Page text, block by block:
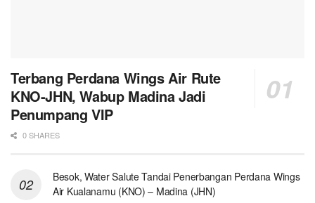
Terbang Perdana Wings Air Rute
KNO-JHN, Wabup Madina Jadi
Penumpang VIP
0 SHARES
Besok, Water Salute Tandai Penerbangan Perdana Wings
Air Kualanamu (KNO) – Madina (JHN)